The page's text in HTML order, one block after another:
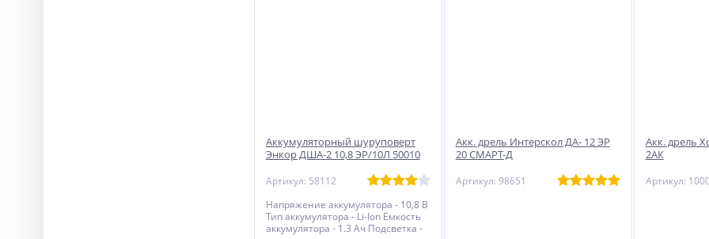
Аккумуляторный шуруповерт
Энкор ДША-2 10,8 ЭР/10Л 50010
Артикул: 58112
Напряжение аккумулятора - 10,8 В
Тип аккумулятора - Li-Ion Емкость
аккумулятора - 1.3 Ач Подсветка -
Акк. дрель Интерскол ДА- 12 ЭР
20 СМАРТ-Д
Артикул: 98651
Акк. дрель
2АК
Артикул: